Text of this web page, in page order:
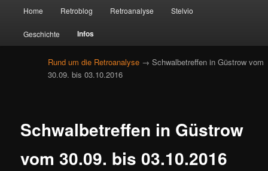
Zum
primären
Inhalt
Zum
sekundären
Inhalt
Home Retroblog Retroanalyse Stelvio
Geschichte Infos
Rund um die Retroanalyse → Schwalbetreffen in Güstrow vom
30.09. bis 03.10.2016
Schwalbetreffen in Güstrow
vom 30.09. bis 03.10.2016